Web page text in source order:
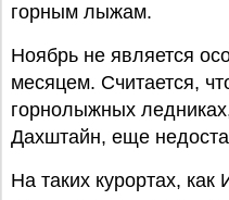
горным лыжам.
Ноябрь не является
месяцем. Считается,
горнолыжных
Дахштайн, еще
На таких курортах,